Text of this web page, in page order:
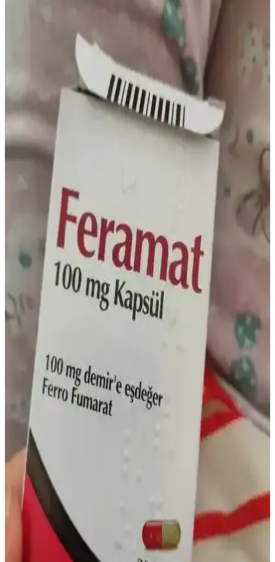
Demirin Rolü ve Sağlık Etkileri
Göz kararması, özellikle B12 vitamini ve demir eksikliği gibi
vitamin eksikliklerinden kaynaklanabilir. Bu durum, anemi ve sinir
sistemi sorunlarına yol açarak baş dönmesi ve görme problemlerine
Cliniva Susam Yağı %100 Doğal Soğuk Sıkım 250
ml – Cilt, Bağışıklık ve Saç İçin Uygun
%100 doğal ve soğuk sıkım Cliniva Susam Yağı 250 ml, Türkiye
menşei. E vitamini, demir ve çinko içeriği bağışıklık ve cilt sağlığına
katkı iddialarını destekler; ağız bakımı ve güneş sonrası kullanımını
Bebekler İçin Demir İlacı: Doğru Bilgi ve Uzman
Danışmanlığının Önemi
Bebeklerde demir eksikliği anemisi önemli bir sağlık sorunudur.
Doğru demir takviyesi için uzman görüşü şarttır. Arama sonuçları
çoğunlukla konu dışıdır, güvenilir kaynaklara başvurulmalıdır.
Saç Dökülmesi ve Vitamin Eksiklikleri: Sağlıklı
Saçlar İçin Önemli Bilgiler
Saç dökülmesi vitamin eksiklikleriyle yakından ilişkilidir. Biotin, D,
B12, C, E vitaminleri ile demir ve çinko, saç sağlığını destekleyerek
dökülmeyi azaltır. Doğru beslenme ve takviye önemlidir.
Solgar Demir Hapı: Etkili Demir Takviyesi ve
Kullanıcı Deneyimleri Rehberi
Solgar demir hapı, yüksek emilim ve düşük yan etki profiliyle demir
eksikliği yaşayanlar için etkili bir takviyedir. Kullanıcı deneyimleri
ve kullanım önerileriyle sağlıklı destek sunar.
Demir Serumu Yan Etkileri ve Cilt Bakımında
Doğru Kullanım Rehberi
Demir serumu ciltte parlaklık ve ton düzenlerken yan etkiler
oluşturabilir. Kızarıklık, tahriş ve alerji risklerine karşı doğru
kullanım ve dikkat önemlidir. Bilinçli cilt bakımı için öneriler
sunuluyor.
Bebeklerde Demir İlacı Kullanımı: Sağlıklı Büyüme
İçin Doğru Destek ve Bilinçli Yaklaşım